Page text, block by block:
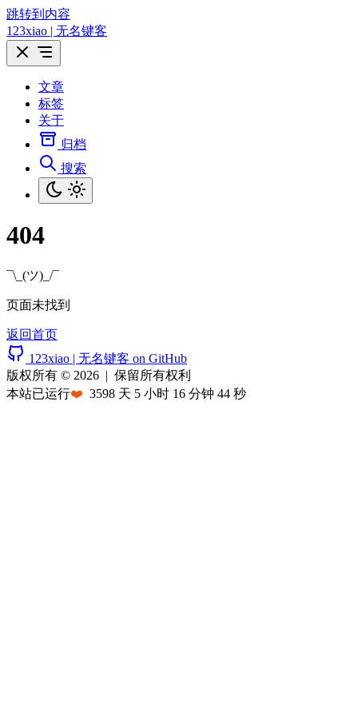
跳转到内容
123xiao | 无名键客
文章
标签
关于
归档
搜索
404
¯\_(ツ)_/¯
页面未找到
返回首页
123xiao | 无名键客 on GitHub
版权所有 © 2026 | 保留所有权利
本站已运行❤️ 3598 天 5 小时 16 分钟 44 秒